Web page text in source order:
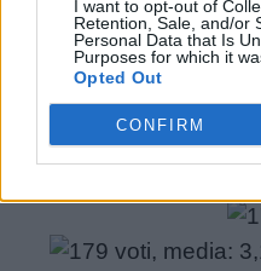
I want to opt-out of
Retention, Sale, and/or
Personal Data that Is
Purposes for which it
Opted Out
CONFIRM
lettere
puzzle:
Livello di gioco non